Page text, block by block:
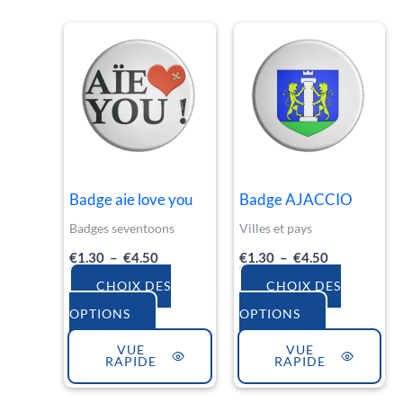
Badge aie love you
Badges seventoons
€1.30 – €4.50
de
prix :
€1.30
à
€4.50
CHOIX DES
OPTIONS
produit
a
plusieurs
variations.
options
peuvent
être
choisies
VUE
RAPIDE
Badge AJACCIO
Villes et pays
€1.30 – €4.50
de
prix :
€1.30
à
€4.50
CHOIX DES
OPTIONS
produit
a
plusieurs
variations.
options
être
choisies
VUE
RAPIDE